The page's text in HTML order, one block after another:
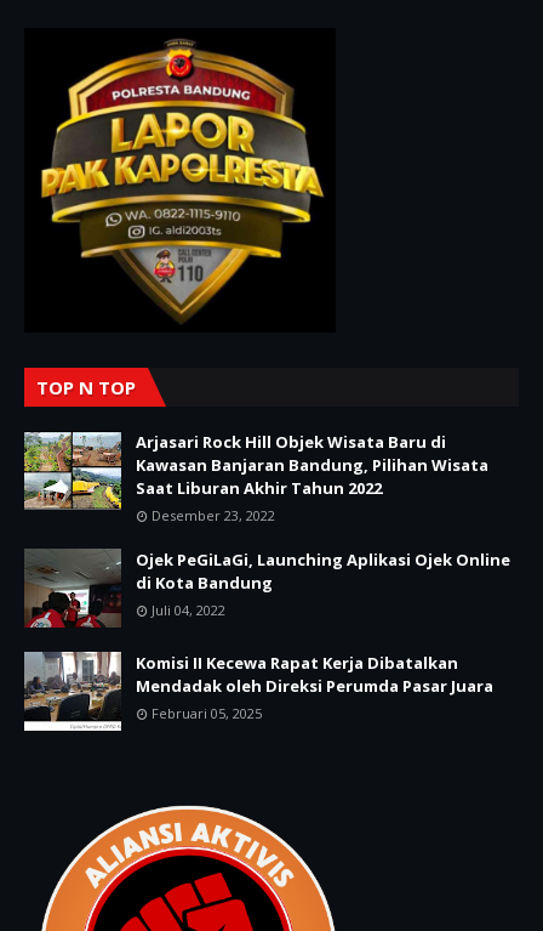
TOP N TOP
Arjasari Rock Hill Objek Wisata Baru di
Kawasan Banjaran Bandung, Pilihan Wisata
Saat Liburan Akhir Tahun 2022
Desember 23, 2022
Ojek PeGiLaGi, Launching Aplikasi Ojek Online
di Kota Bandung
Juli 04, 2022
Komisi II Kecewa Rapat Kerja Dibatalkan
Mendadak oleh Direksi Perumda Pasar Juara
Februari 05, 2025